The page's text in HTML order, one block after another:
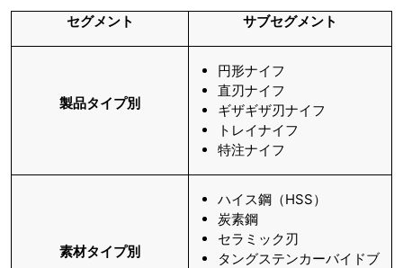
セグメント サブセグメント
製品タイプ別
円形ナイフ
直刃ナイフ
ギザギザ刃ナイフ
トレイナイフ
特注ナイフ
素材タイプ別
ハイス鋼（HSS）
炭素鋼
セラミック刃
タングステンカーバイドブ